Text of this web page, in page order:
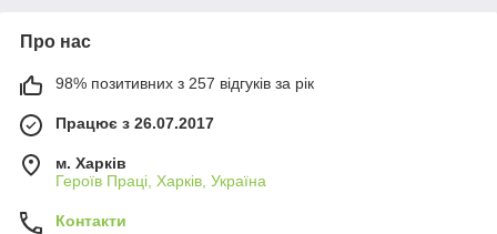
Про нас
98% позитивних з 257 відгуків за рік
Працює з 26.07.2017
м. Харків
Героїв Праці, Харків, Україна
Контакти